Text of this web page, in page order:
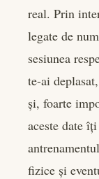
real. Prin
legate de
sesiunea
te-ai
și, foarte
aceste date
fizice și